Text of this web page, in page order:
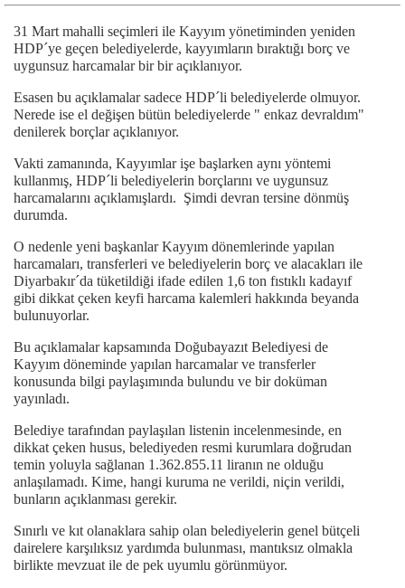
31 Mart mahalli seçimleri ile Kayyım yönetiminden yeniden
HDP´ye geçen belediyelerde, kayyımların bıraktığı borç ve
uygunsuz harcamalar bir bir açıklanıyor.
Esasen bu açıklamalar sadece HDP´li belediyelerde olmuyor.
Nerede ise el değişen bütün belediyelerde " enkaz devraldım"
denilerek borçlar açıklanıyor.
Vakti zamanında, Kayyımlar işe başlarken aynı yöntemi
kullanmış, HDP´li belediyelerin borçlarını ve uygunsuz
harcamalarını açıklamışlardı. Şimdi devran tersine dönmüş
durumda.
O nedenle yeni başkanlar Kayyım dönemlerinde yapılan
harcamaları, transferleri ve belediyelerin borç ve alacakları ile
Diyarbakır´da tüketildiği ifade edilen 1,6 ton fıstıklı kadayıf
gibi dikkat çeken keyfi harcama kalemleri hakkında beyanda
bulunuyorlar.
Bu açıklamalar kapsamında Doğubayazıt Belediyesi de
Kayyım döneminde yapılan harcamalar ve transferler
konusunda bilgi paylaşımında bulundu ve bir doküman
yayınladı.
Belediye tarafından paylaşılan listenin incelenmesinde, en
dikkat çeken husus, belediyeden resmi kurumlara doğrudan
temin yoluyla sağlanan 1.362.855.11 liranın ne olduğu
anlaşılamadı. Kime, hangi kuruma ne verildi, niçin verildi,
bunların açıklanması gerekir.
Sınırlı ve kıt olanaklara sahip olan belediyelerin genel bütçeli
dairelere karşılıksız yardımda bulunması, mantıksız olmakla
birlikte mevzuat ile de pek uyumlu görünmüyor.